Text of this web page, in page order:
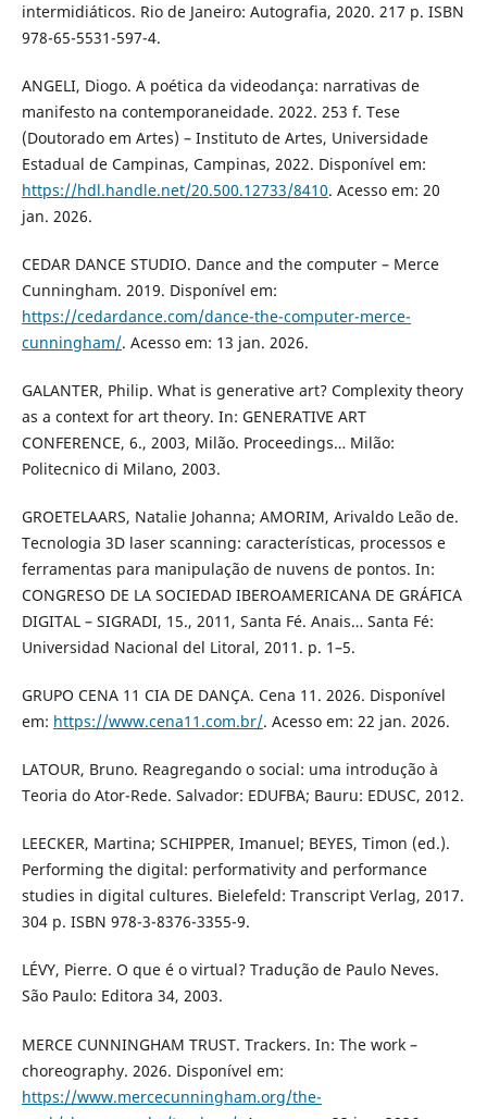
intermidiáticos. Rio de Janeiro: Autografia, 2020. 217 p. ISBN
978-65-5531-597-4.
ANGELI, Diogo. A poética da videodança: narrativas de
manifesto na contemporaneidade. 2022. 253 f. Tese
(Doutorado em Artes) – Instituto de Artes, Universidade
Estadual de Campinas, Campinas, 2022. Disponível em:
https://hdl.handle.net/20.500.12733/8410. Acesso em: 20
jan. 2026.
CEDAR DANCE STUDIO. Dance and the computer – Merce
Cunningham. 2019. Disponível em:
https://cedardance.com/dance-the-computer-merce-
cunningham/. Acesso em: 13 jan. 2026.
GALANTER, Philip. What is generative art? Complexity theory
as a context for art theory. In: GENERATIVE ART
CONFERENCE, 6., 2003, Milão. Proceedings… Milão:
Politecnico di Milano, 2003.
GROETELAARS, Natalie Johanna; AMORIM, Arivaldo Leão de.
Tecnologia 3D laser scanning: características, processos e
ferramentas para manipulação de nuvens de pontos. In:
CONGRESO DE LA SOCIEDAD IBEROAMERICANA DE GRÁFICA
DIGITAL – SIGRADI, 15., 2011, Santa Fé. Anais… Santa Fé:
Universidad Nacional del Litoral, 2011. p. 1–5.
GRUPO CENA 11 CIA DE DANÇA. Cena 11. 2026. Disponível
em: https://www.cena11.com.br/. Acesso em: 22 jan. 2026.
LATOUR, Bruno. Reagregando o social: uma introdução à
Teoria do Ator-Rede. Salvador: EDUFBA; Bauru: EDUSC, 2012.
LEECKER, Martina; SCHIPPER, Imanuel; BEYES, Timon (ed.).
Performing the digital: performativity and performance
studies in digital cultures. Bielefeld: Transcript Verlag, 2017.
304 p. ISBN 978-3-8376-3355-9.
LÉVY, Pierre. O que é o virtual? Tradução de Paulo Neves.
São Paulo: Editora 34, 2003.
MERCE CUNNINGHAM TRUST. Trackers. In: The work –
choreography. 2026. Disponível em:
https://www.mercecunningham.org/the-